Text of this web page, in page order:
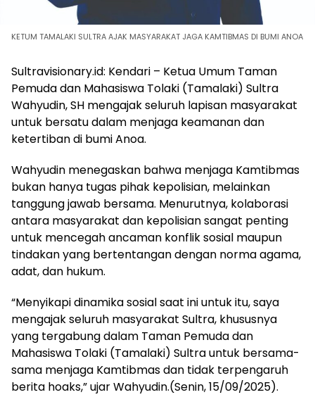
KETUM TAMALAKI SULTRA AJAK MASYARAKAT JAGA KAMTIBMAS DI BUMI ANOA
Sultravisionary.id: Kendari – Ketua Umum Taman
Pemuda dan Mahasiswa Tolaki (Tamalaki) Sultra
Wahyudin, SH mengajak seluruh lapisan masyarakat
untuk bersatu dalam menjaga keamanan dan
ketertiban di bumi Anoa.
Wahyudin menegaskan bahwa menjaga Kamtibmas
bukan hanya tugas pihak kepolisian, melainkan
tanggung jawab bersama. Menurutnya, kolaborasi
antara masyarakat dan kepolisian sangat penting
untuk mencegah ancaman konflik sosial maupun
tindakan yang bertentangan dengan norma agama,
adat, dan hukum.
“Menyikapi dinamika sosial saat ini untuk itu, saya
mengajak seluruh masyarakat Sultra, khususnya
yang tergabung dalam Taman Pemuda dan
Mahasiswa Tolaki (Tamalaki) Sultra untuk bersama-
sama menjaga Kamtibmas dan tidak terpengaruh
berita hoaks,” ujar Wahyudin.(Senin, 15/09/2025).